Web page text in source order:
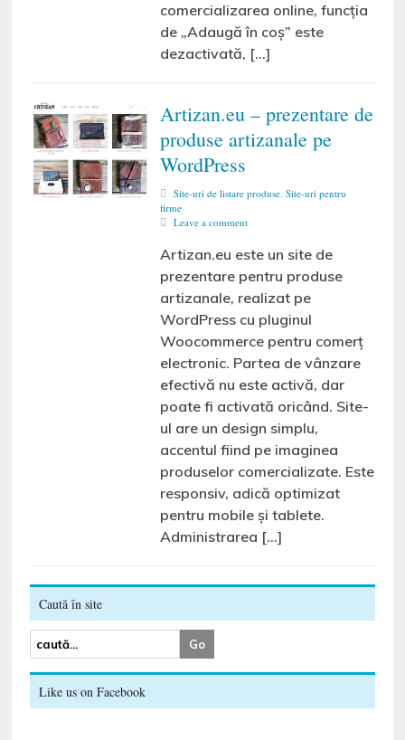
comercializarea online, funcția
de „Adaugă în coș” este
dezactivată, […]
Artizan.eu – prezentare de
produse artizanale pe
WordPress
Site-uri de listare produse, Site-uri pentru
firme
Leave a comment
Artizan.eu este un site de
prezentare pentru produse
artizanale, realizat pe
WordPress cu pluginul
Woocommerce pentru comerț
electronic. Partea de vânzare
efectivă nu este activă, dar
poate fi activată oricând. Site-
ul are un design simplu,
accentul fiind pe imaginea
produselor comercializate. Este
responsiv, adică optimizat
pentru mobile și tablete.
Administrarea […]
Caută în site
Like us on Facebook